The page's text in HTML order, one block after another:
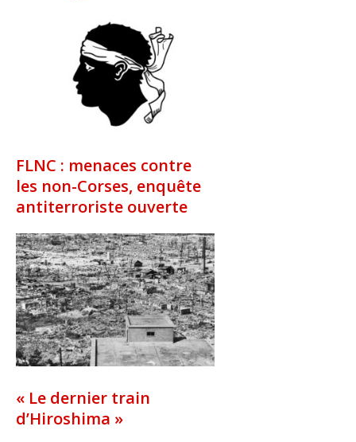
FLNC : menaces contre
les non-Corses, enquête
antiterroriste ouverte
« Le dernier train
d’Hiroshima »